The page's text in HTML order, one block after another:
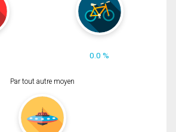
0.0 %
Par tout autre moyen